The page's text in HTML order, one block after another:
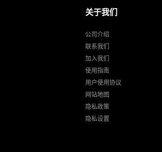
关于我们
公司介绍
联系我们
加入我们
使用指南
用户使用协议
网站地图
隐私政策
隐私设置